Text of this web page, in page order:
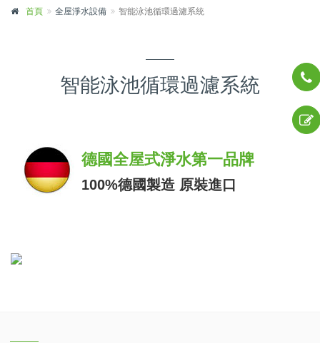
首頁 全屋淨水設備 智能泳池循環過濾系統
智能泳池循環過濾系統
德國全屋式淨水第一品牌
100%德國製造 原裝進口